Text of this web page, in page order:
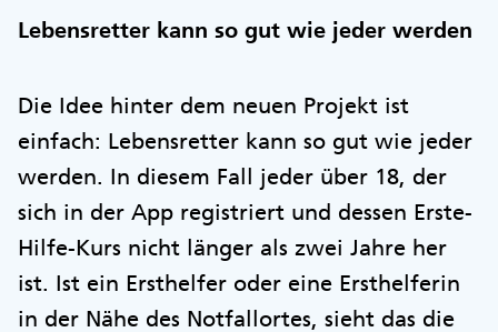
Lebensretter kann so gut wie jeder werden
Die Idee hinter dem neuen Projekt ist
einfach: Lebensretter kann so gut wie jeder
werden. In diesem Fall jeder über 18, der
sich in der App registriert und dessen Erste-
Hilfe-Kurs nicht länger als zwei Jahre her
ist. Ist ein Ersthelfer oder eine Ersthelferin
in der Nähe des Notfallortes, sieht das die